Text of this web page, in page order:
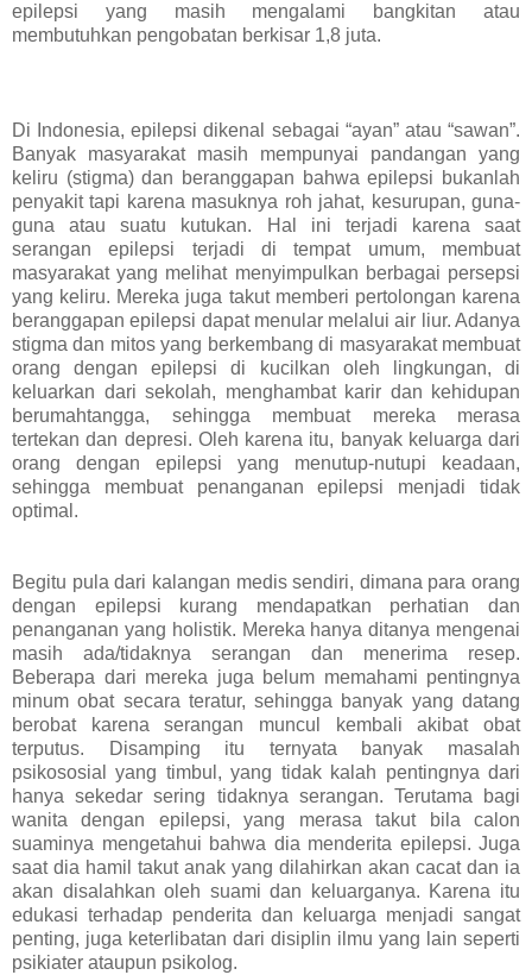
epilepsi yang masih mengalami bangkitan atau
membutuhkan pengobatan berkisar 1,8 juta.
Di Indonesia, epilepsi dikenal sebagai “ayan” atau “sawan”.
Banyak masyarakat masih mempunyai pandangan yang
keliru (stigma) dan beranggapan bahwa epilepsi bukanlah
penyakit tapi karena masuknya roh jahat, kesurupan, guna-
guna atau suatu kutukan. Hal ini terjadi karena saat
serangan epilepsi terjadi di tempat umum, membuat
masyarakat yang melihat menyimpulkan berbagai persepsi
yang keliru. Mereka juga takut memberi pertolongan karena
beranggapan epilepsi dapat menular melalui air liur. Adanya
stigma dan mitos yang berkembang di masyarakat membuat
orang dengan epilepsi di kucilkan oleh lingkungan, di
keluarkan dari sekolah, menghambat karir dan kehidupan
berumahtangga, sehingga membuat mereka merasa
tertekan dan depresi. Oleh karena itu, banyak keluarga dari
orang dengan epilepsi yang menutup-nutupi keadaan,
sehingga membuat penanganan epilepsi menjadi tidak
optimal.
Begitu pula dari kalangan medis sendiri, dimana para orang
dengan epilepsi kurang mendapatkan perhatian dan
penanganan yang holistik. Mereka hanya ditanya mengenai
masih ada/tidaknya serangan dan menerima resep.
Beberapa dari mereka juga belum memahami pentingnya
minum obat secara teratur, sehingga banyak yang datang
berobat karena serangan muncul kembali akibat obat
terputus. Disamping itu ternyata banyak masalah
psikososial yang timbul, yang tidak kalah pentingnya dari
hanya sekedar sering tidaknya serangan. Terutama bagi
wanita dengan epilepsi, yang merasa takut bila calon
suaminya mengetahui bahwa dia menderita epilepsi. Juga
saat dia hamil takut anak yang dilahirkan akan cacat dan ia
akan disalahkan oleh suami dan keluarganya. Karena itu
edukasi terhadap penderita dan keluarga menjadi sangat
penting, juga keterlibatan dari disiplin ilmu yang lain seperti
psikiater ataupun psikolog.